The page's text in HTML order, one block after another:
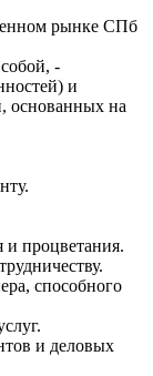
рынке СПб
-
и
основанных на
и процветания.
способного
и деловых